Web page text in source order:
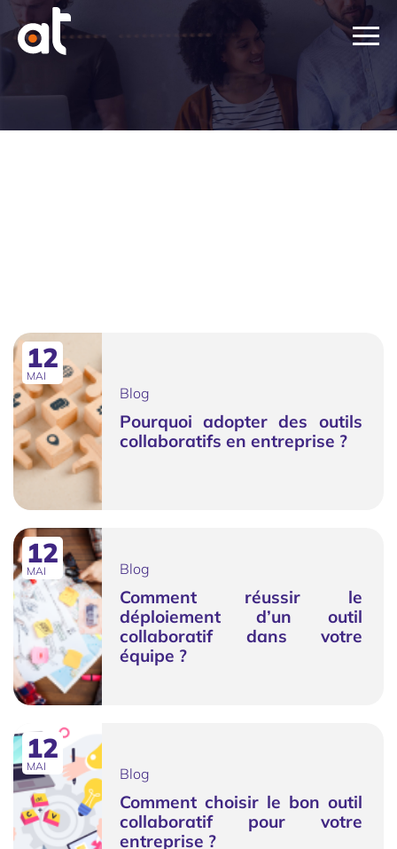
12
MAI
Blog
Pourquoi adopter des outils
collaboratifs en entreprise ?
12
MAI Blog
Comment réussir le
déploiement d’un outil
collaboratif dans votre
équipe ?
12
MAI Blog
Comment choisir le bon outil
collaboratif pour votre
entreprise ?